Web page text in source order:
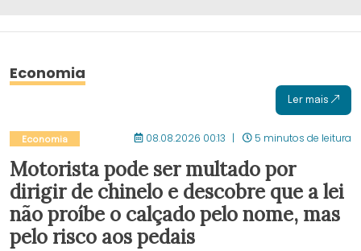
Economia
Ler mais
Economia 08.08.2026 00:13 5 minutos de leitura
Motorista pode ser multado por
dirigir de chinelo e descobre que a lei
não proíbe o calçado pelo nome, mas
pelo risco aos pedais